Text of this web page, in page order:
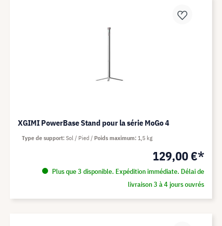
XGIMI PowerBase Stand pour la série MoGo 4
129,00 €*
Plus que 3 disponible. Expédition immédiate. Délai de
livraison 3 à 4 jours ouvrés
Type de support Sol / Pied Poids maximum 1,5 kg